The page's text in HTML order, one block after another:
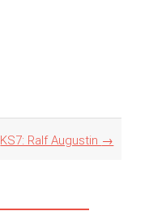
KS7: Ralf Augustin →